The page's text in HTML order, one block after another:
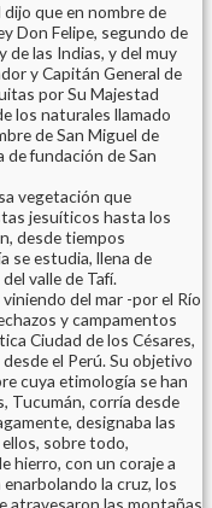
que en nombre de
Don Felipe, segundo de
de las Indias, y del muy
y Capitán General de
por Su Majestad
los naturales llamado
de San Miguel de
fundación de San
vegetación que
jesuíticos hasta los
desde tiempos
se estudia, llena de
valle de Tafí.
del mar -por el Río
y campamentos
Ciudad de los Césares,
el Perú. Su objetivo
cuya etimología se han
Tucumán, corría desde
designaba las
sobre todo,
hierro, con un coraje a
la cruz, los
atravesaron las montañas